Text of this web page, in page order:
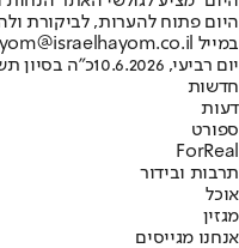
היום פתוח להערות, לביקורת
במייל hayom@israelhayom.co.il.
יום רביעי, 10.6.2026
כ"ה בסיון
חדשות
דעות
ספורט
ForReal
תרבות ובידור
אוכל
מגזין
אנחנו מגייסים